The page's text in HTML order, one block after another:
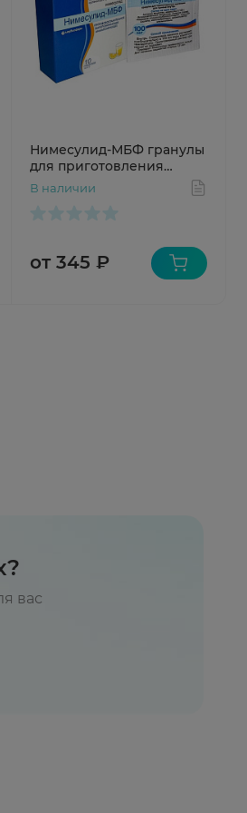
Нимесулид-МБФ гранулы
для приготовления
суспензии для приема
внутрь 100мг пак. 2г №10
В наличии
от 345 ₽
вас